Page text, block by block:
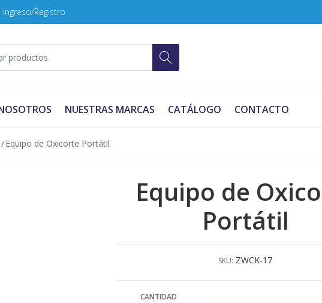
Ingreso/Registro
NUESTRAS MARCAS CATÁLOGO CONTACTO
Equipo de Oxicorte Portátil
Equipo de
Portátil
SKU: ZWCK-17
CANTIDAD